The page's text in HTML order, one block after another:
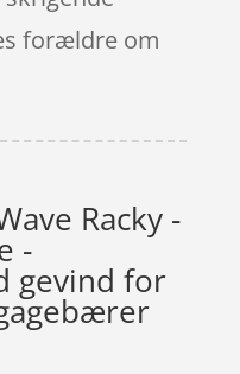
forældre om
Racky -
-
gevind for